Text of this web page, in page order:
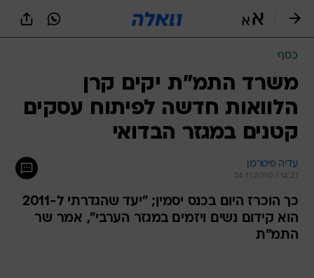
כסף
משרד התמ"ת יקים קרן
הלוואות חדשה לפיתוח עסקים
קטנים במגזר הבדואי
עדיה פיטרמן
24.11.2010 / 14:21
כך הוכרז היום בכנס יסמין; "יעד שהגדרתי ל-2011
הוא קידום נשים ויזמים במגזר הערבי", אמר שר
התמ"ת